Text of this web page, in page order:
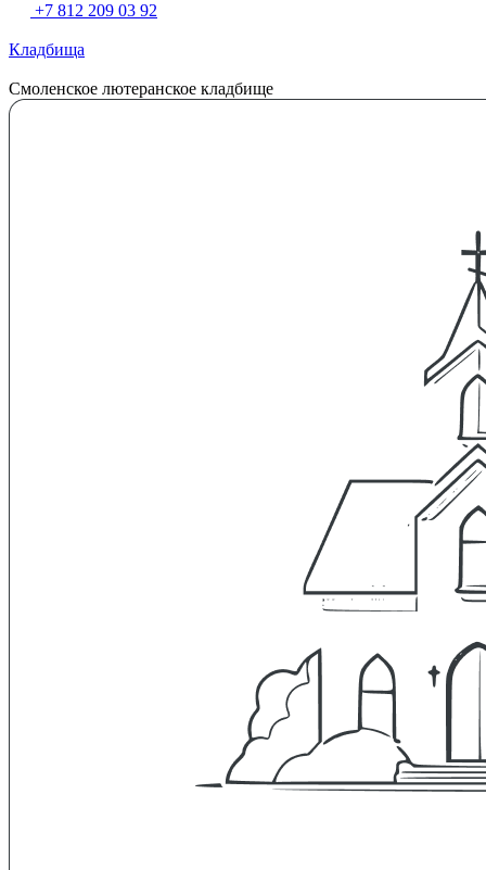
+7 812 209 03 92
Кладбища
Смоленское лютеранское кладбище